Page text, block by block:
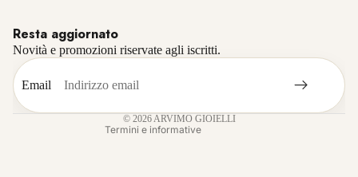
Resta aggiornato
Novità e promozioni riservate agli iscritti.
Email
© 2026ARVIMO GIOIELLI
Termini e informative
Termini e condizioni del servizio
Recapiti
Informativa sulle spedizioni